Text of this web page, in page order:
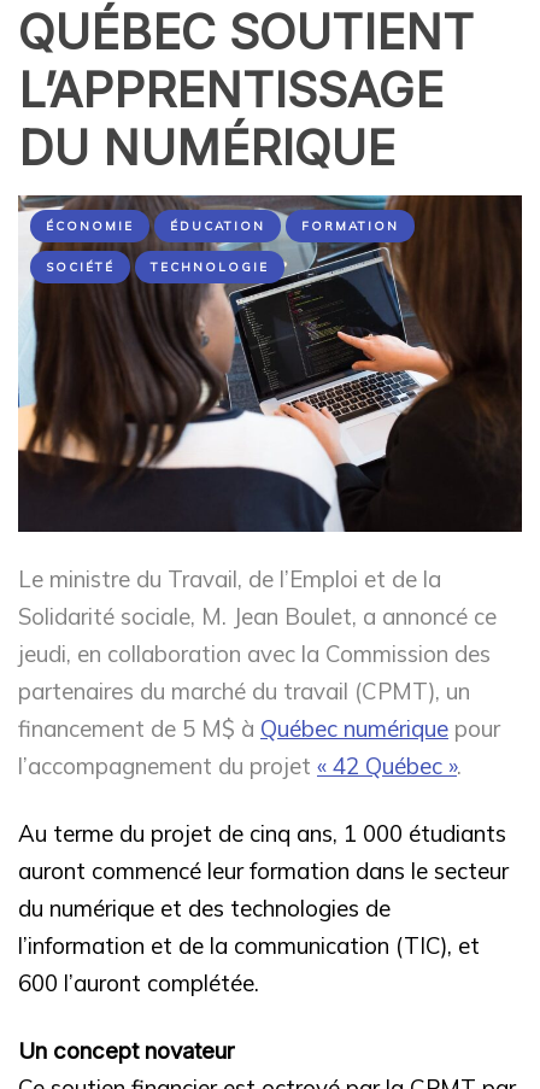
QUÉBEC SOUTIENT
L’APPRENTISSAGE
DU NUMÉRIQUE
ÉCONOMIE ÉDUCATION FORMATION
SOCIÉTÉ TECHNOLOGIE
Le ministre du Travail, de l’Emploi et de la
Solidarité sociale, M. Jean Boulet, a annoncé ce
jeudi, en collaboration avec la Commission des
partenaires du marché du travail (CPMT), un
financement de 5 M$ à Québec numérique pour
l’accompagnement du projet « 42 Québec ».
Au terme du projet de cinq ans, 1 000 étudiants
auront commencé leur formation dans le secteur
du numérique et des technologies de
l’information et de la communication (TIC), et
600 l’auront complétée.
Un concept novateur